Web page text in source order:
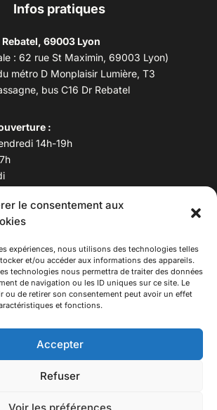
le consentement aux
expériences, nous utilisons des technologies telles
et/ou accéder aux informations des appareils.
technologies nous permettra de traiter des données
de navigation ou les ID uniques sur ce site. Le
ou de retirer son consentement peut avoir un effet
et fonctions.
Accepter
Refuser
Voir les préférences
Infos pratiques
69003 Lyon
: 62 rue St Maximin, 69003 Lyon)
métro D Monplaisir Lumière, T3
bus C16 Dr Rebatel
:
14h-19h
04 78 53 06 40